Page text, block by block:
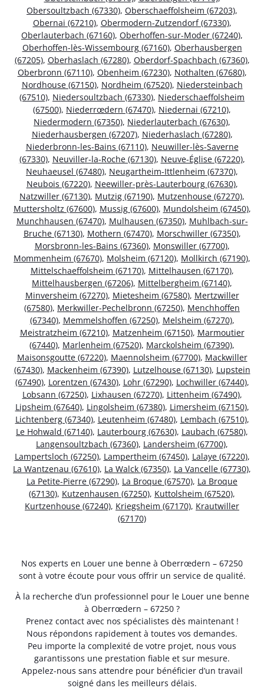
Obersoultzbach (67330), Oberschaeffolsheim (67203),
Obernai (67210), Obermodern-Zutzendorf (67330),
Oberlauterbach (67160), Oberhoffen-sur-Moder (67240),
Oberhoffen-lès-Wissembourg (67160), Oberhausbergen
(67205), Oberhaslach (67280), Oberdorf-Spachbach (67360),
Oberbronn (67110), Obenheim (67230), Nothalten (67680),
Nordhouse (67150), Nordheim (67520), Niedersteinbach
(67510), Niedersoultzbach (67330), Niederschaeffolsheim
(67500), Niederrœdern (67470), Niedernai (67210),
Niedermodern (67350), Niederlauterbach (67630),
Niederhausbergen (67207), Niederhaslach (67280),
Niederbronn-les-Bains (67110), Neuwiller-lès-Saverne
(67330), Neuviller-la-Roche (67130), Neuve-Église (67220),
Neuhaeusel (67480), Neugartheim-Ittlenheim (67370),
Neubois (67220), Neewiller-près-Lauterbourg (67630),
Natzwiller (67130), Mutzig (67190), Mutzenhouse (67270),
Muttersholtz (67600), Mussig (67600), Mundolsheim (67450),
Munchhausen (67470), Mulhausen (67350), Muhlbach-sur-
Bruche (67130), Mothern (67470), Morschwiller (67350),
Morsbronn-les-Bains (67360), Monswiller (67700),
Mommenheim (67670), Molsheim (67120), Mollkirch (67190),
Mittelschaeffolsheim (67170), Mittelhausen (67170),
Mittelhausbergen (67206), Mittelbergheim (67140),
Minversheim (67270), Mietesheim (67580), Mertzwiller
(67580), Merkwiller-Pechelbronn (67250), Menchhoffen
(67340), Memmelshoffen (67250), Melsheim (67270),
Meistratzheim (67210), Matzenheim (67150), Marmoutier
(67440), Marlenheim (67520), Marckolsheim (67390),
Maisonsgoutte (67220), Maennolsheim (67700), Mackwiller
(67430), Mackenheim (67390), Lutzelhouse (67130), Lupstein
(67490), Lorentzen (67430), Lohr (67290), Lochwiller (67440),
Lobsann (67250), Lixhausen (67270), Littenheim (67490),
Lipsheim (67640), Lingolsheim (67380), Limersheim (67150),
Lichtenberg (67340), Leutenheim (67480), Lembach (67510),
Le Hohwald (67140), Lauterbourg (67630), Laubach (67580),
Langensoultzbach (67360), Landersheim (67700),
Lampertsloch (67250), Lampertheim (67450), Lalaye (67220),
La Wantzenau (67610), La Walck (67350), La Vancelle (67730),
La Petite-Pierre (67290), La Broque (67570), La Broque
(67130), Kutzenhausen (67250), Kuttolsheim (67520),
Kurtzenhouse (67240), Kriegsheim (67170), Krautwiller
(67170)
Nos experts en Louer une benne à Oberrœdern – 67250
sont à votre écoute pour vous offrir un service de qualité.
À la recherche d’un professionnel pour le Louer une benne
à Oberrœdern – 67250 ?
Prenez contact avec nos spécialistes dès maintenant !
Nous répondons rapidement à toutes vos demandes.
Peu importe la complexité de votre projet, nous vous
garantissons une prestation fiable et sur mesure.
Appelez-nous sans attendre pour bénéficier d’un travail
soigné dans les meilleurs délais.